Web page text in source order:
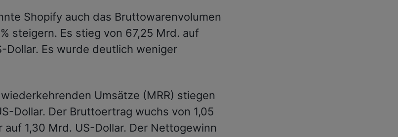
Shopify auch das Bruttowarenvolumen
steigern. Es stieg von 67,25 Mrd. auf
Dollar. Es wurde deutlich weniger
Umsätze (MRR) stiegen
Dollar. Der Bruttoertrag wuchs von 1,05
auf 1,30 Mrd. US-Dollar. Der Nettogewinn